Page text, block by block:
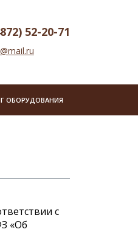
52-20-71
ОБОРУДОВАНИЯ
с
«Об